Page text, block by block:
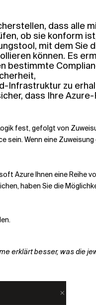
dass alle
ob sie konform
mit dem Sie
können. Es
bestimmte
Infrastruktur zu
dass Ihre
fest, gefolgt von
sein. Wenn eine
Azure Ihnen eine Reihe
haben Sie die
erklärt besser, was die